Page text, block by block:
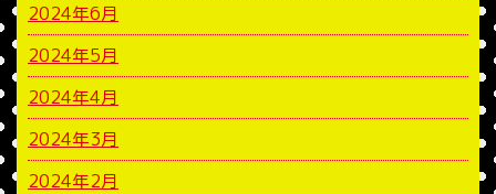
2024年6月
2024年5月
2024年4月
2024年3月
2024年2月